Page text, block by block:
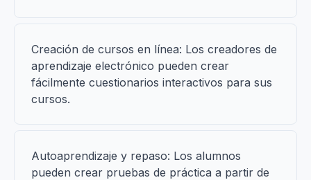
Creación de cursos en línea: Los creadores de
aprendizaje electrónico pueden crear
fácilmente cuestionarios interactivos para sus
cursos.
Autoaprendizaje y repaso: Los alumnos
pueden crear pruebas de práctica a partir de